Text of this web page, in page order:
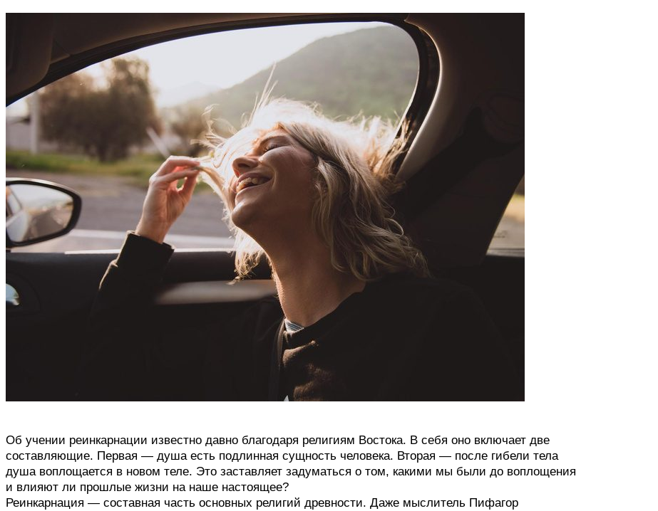
Об учении реинкарнации известно давно благодаря религиям Востока. В себя оно включает две
составляющие. Первая — душа есть подлинная сущность человека. Вторая — после гибели тела
душа воплощается в новом теле. Это заставляет задуматься о том, какими мы были до воплощения
и влияют ли прошлые жизни на наше настоящее?
Реинкарнация — составная часть основных религий древности. Даже мыслитель Пифагор